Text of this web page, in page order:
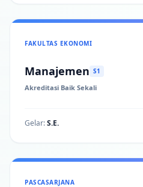
FAKULTAS EKONOMI
Manajemen S1
Akreditasi Baik Sekali
Gelar:S.E.
PASCASARJANA